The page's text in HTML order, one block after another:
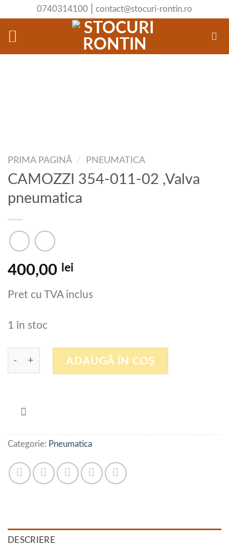
content
0740314100 contact@stocuri-rontin.ro
PRIMA PAGINĂ / PNEUMATICA
CAMOZZI 354-011-02 ,Valva
pneumatica
400,00 lei
Pret cu TVA inclus
1 în stoc
Cantitate CAMOZZI 354-011-02 ,Valva
ADAUGĂ ÎN COȘ
Categorie: Pneumatica
DESCRIERE